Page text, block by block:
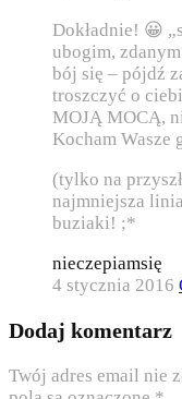
Dokładnie! 😀
ubogim,
bój się – pójdź
troszczyć o
MOJĄ MOCĄ,
Kocham Wasze
(tylko na
najmniejsza
buziaki! ;*
nieczepiamsię
4 stycznia 2016
Dodaj komentarz
Twój adres email nie